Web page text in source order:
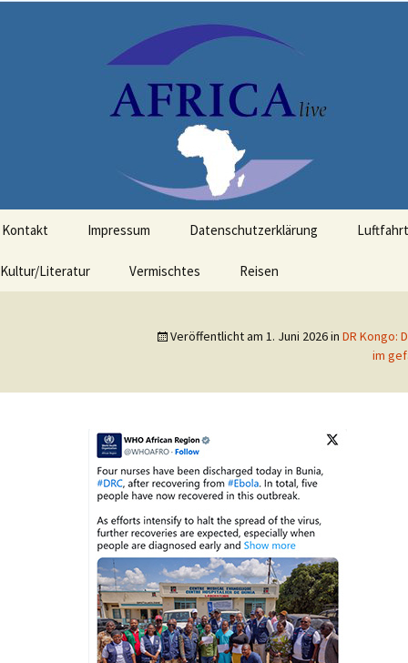
Kontakt Impressum Datenschutzerklärung
Kultur/Literatur Vermischtes Reisen
Veröffentlicht am 1. Juni 2026in DR Kongo:
im